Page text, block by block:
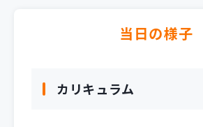
当日の様子
カリキュラム